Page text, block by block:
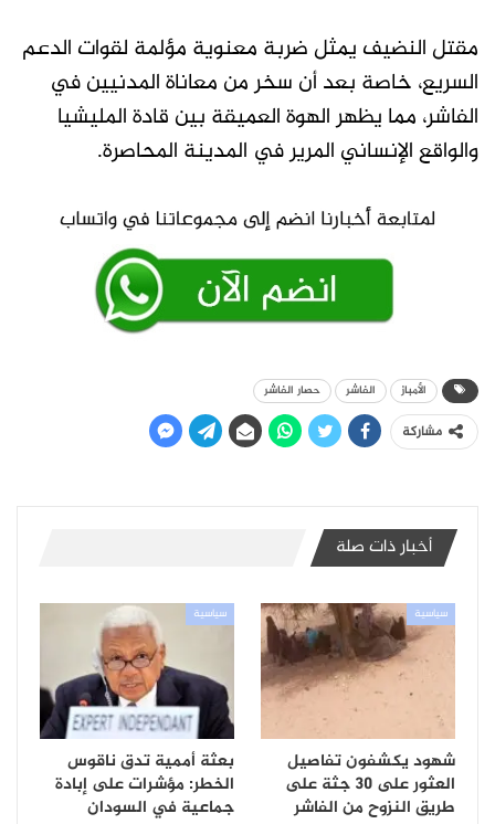
مقتل النضيف يمثل ضربة معنوية مؤلمة لقوات الدعم
السريع، خاصة بعد أن سخر من معاناة المدنيين في
الفاشر، مما يظهر الهوة العميقة بين قادة المليشيا
والواقع الإنساني المرير في المدينة المحاصرة.
الأمباز الفاشر حصار الفاشر
مشاركة
أخبار ذات صلة
سياسية
شهود يكشفون تفاصيل
العثور على 30 جثة على
طريق النزوح من الفاشر
سياسية
بعثة أممية تدق ناقوس
الخطر: مؤشرات على إبادة
جماعية في السودان